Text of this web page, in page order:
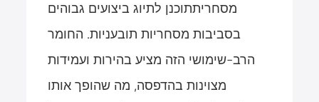
מסחריתתוכנן לתיוג ביצועים גבוהים
בסביבות מסחריות תובעניות. החומר
הרב-שימושי הזה מציע בהירות ועמידות
מצוינות בהדפסה, מה שהופך אותו